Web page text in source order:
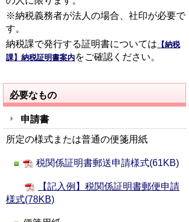
※納税義務者が法人の場合、社印が必要で
す。
納税課で発行する証明書については 【納税
課】納税証明書案内をご確認ください。
必要なもの
申請書
所定の様式または普通の便箋用紙
税関係証明書郵送申請様式(61KB)
【記入例】税関係証明書郵便申請
様式(78KB)